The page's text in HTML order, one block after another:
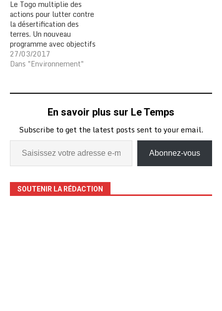
Le Togo multiplie des
actions pour lutter contre
la désertification des
terres. Un nouveau
programme avec objectifs
a été lancé dans ce sens.
Le Ministère de
collaboration avec le
Mondial de la Convention
Lutte Contre la…
27/03/2017
Dans "Environnement"
En savoir plus sur Le Temps
Subscribe to get the latest posts sent to your email.
Abonnez-vous
SOUTENIR LA RÉDACTION